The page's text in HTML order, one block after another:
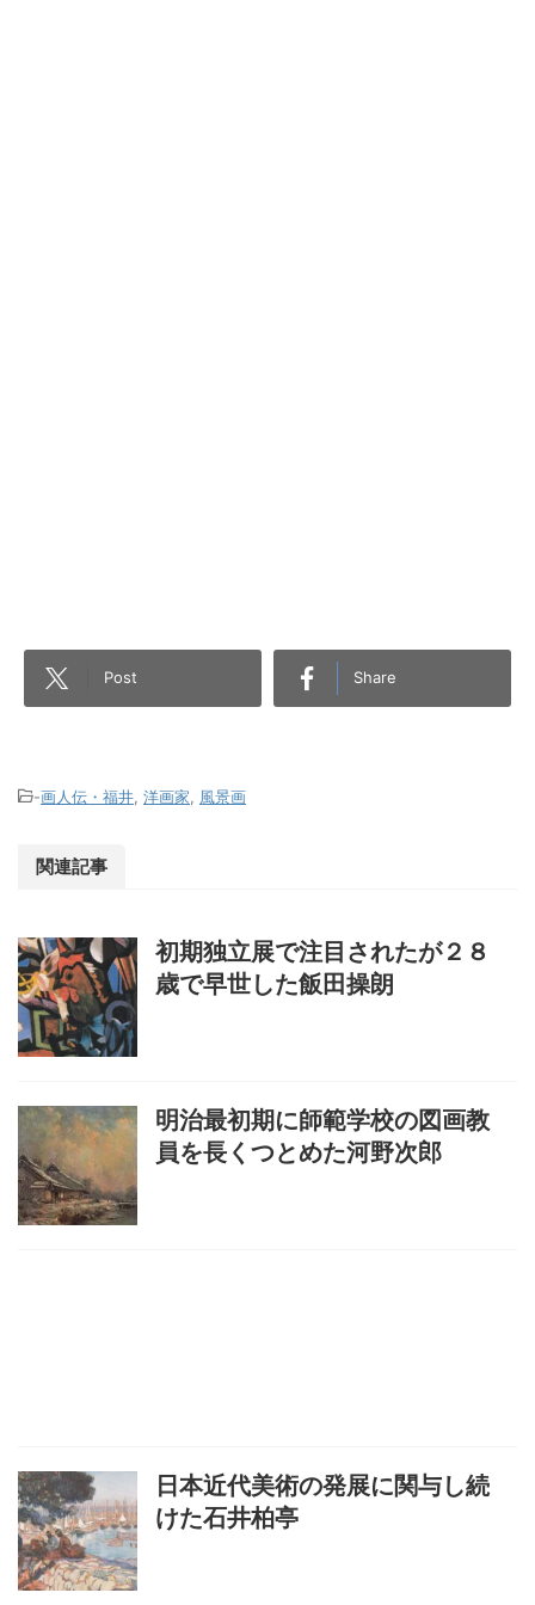
Post Share
-画人伝・福井, 洋画家, 風景画
関連記事
初期独立展で注目されたが２８
歳で早世した飯田操朗
明治最初期に師範学校の図画教
員を長くつとめた河野次郎
日本近代美術の発展に関与し続
けた石井柏亭